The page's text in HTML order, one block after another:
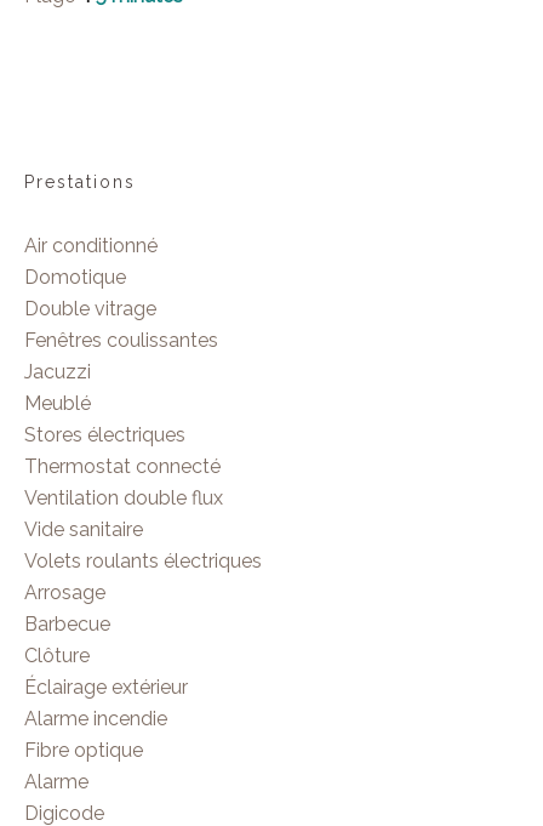
Prestations
Air conditionné
Domotique
Double vitrage
Fenêtres coulissantes
Jacuzzi
Meublé
Stores électriques
Thermostat connecté
Ventilation double flux
Vide sanitaire
Volets roulants électriques
Arrosage
Barbecue
Clôture
Éclairage extérieur
Alarme incendie
Fibre optique
Alarme
Digicode